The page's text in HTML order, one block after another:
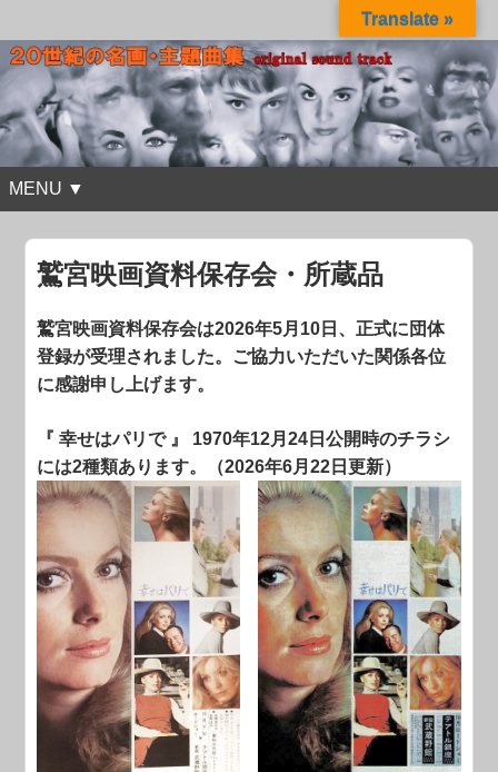
MENU ▼
鷲宮映画資料保存会・所蔵品
鷲宮映画資料保存会は2026年5月10日、正式に団体
登録が受理されました。ご協力いただいた関係各位
に感謝申し上げます。
『 幸せはパリで 』 1970年12月24日公開時のチラシ
には2種類あります。（2026年6月22日更新）
Translate »